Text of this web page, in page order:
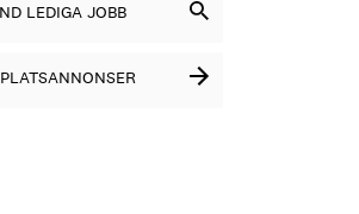
LEDIGA JOBB